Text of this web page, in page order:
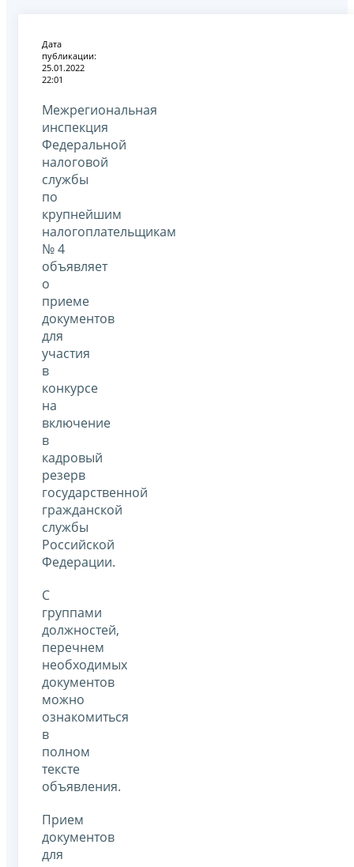
Дата
публикации:
25.01.2022
22:01
Межрегиональная
инспекция
Федеральной
налоговой
службы
по
крупнейшим
налогоплательщикам
№ 4
объявляет
о
приеме
документов
для
участия
в
конкурсе
на
включение
в
кадровый
резерв
государственной
гражданской
службы
Российской
Федерации.
С
группами
должностей,
перечнем
необходимых
документов
можно
ознакомиться
в
полном
тексте
объявления.
Прием
документов
для